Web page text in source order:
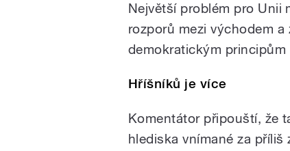
Největší problém pro Unii
rozporů mezi východem
demokratickým
Hříšníků je více
Komentátor připouští, že
hlediska vnímané za